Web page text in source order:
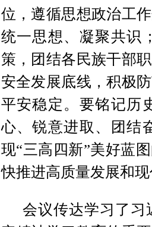
位，遵循思想政治工
统一思想、凝聚共识
策，团结各民族干部
安全发展底线，积极
平安稳定。要铭记历
心、锐意进取、团结
现“三高四新”美好蓝
快推进高质量发展和
会议传达学习了习